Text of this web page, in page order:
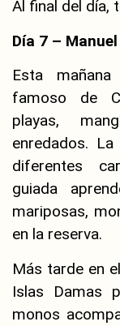
Al final del día,
Día 7 –
Esta
famoso de
playas,
enredados.
diferentes
guiada
mariposas,
en la reserva.
Más tarde en
Islas Damas
monos